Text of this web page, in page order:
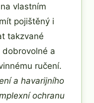
vlastním
pojištěný i
takzvané
a
ručení.
a havarijního
ochranu